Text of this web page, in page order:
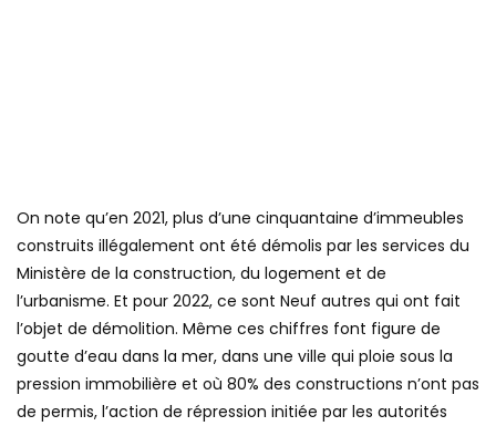
On note qu’en 2021, plus d’une cinquantaine d’immeubles
construits illégalement ont été démolis par les services du
Ministère de la construction, du logement et de
l’urbanisme. Et pour 2022, ce sont Neuf autres qui ont fait
l’objet de démolition. Même ces chiffres font figure de
goutte d’eau dans la mer, dans une ville qui ploie sous la
pression immobilière et où 80% des constructions n’ont pas
de permis, l’action de répression initiée par les autorités